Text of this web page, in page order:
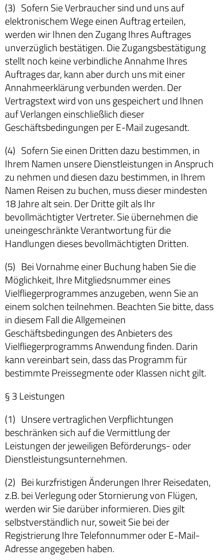
(3) Sofern Sie Verbraucher sind und uns auf
elektronischem Wege einen Auftrag erteilen,
werden wir Ihnen den Zugang Ihres Auftrages
unverzüglich bestätigen. Die Zugangsbestätigung
stellt noch keine verbindliche Annahme Ihres
Auftrages dar, kann aber durch uns mit einer
Annahmeerklärung verbunden werden. Der
Vertragstext wird von uns gespeichert und Ihnen
auf Verlangen einschließlich dieser
Geschäftsbedingungen per E-Mail zugesandt.
(4) Sofern Sie einen Dritten dazu bestimmen, in
Ihrem Namen unsere Dienstleistungen in Anspruch
zu nehmen und diesen dazu bestimmen, in Ihrem
Namen Reisen zu buchen, muss dieser mindesten
18 Jahre alt sein. Der Dritte gilt als Ihr
bevollmächtigter Vertreter. Sie übernehmen die
uneingeschränkte Verantwortung für die
Handlungen dieses bevollmächtigten Dritten.
(5) Bei Vornahme einer Buchung haben Sie die
Möglichkeit, Ihre Mitgliedsnummer eines
Vielfliegerprogrammes anzugeben, wenn Sie an
einem solchen teilnehmen. Beachten Sie bitte, dass
in diesem Fall die Allgemeinen
Geschäftsbedingungen des Anbieters des
Vielfliegerprogramms Anwendung finden. Darin
kann vereinbart sein, dass das Programm für
bestimmte Preissegmente oder Klassen nicht gilt.
§ 3 Leistungen
(1) Unsere vertraglichen Verpflichtungen
beschränken sich auf die Vermittlung der
Leistungen der jeweiligen Beförderungs- oder
Dienstleistungsunternehmen.
(2) Bei kurzfristigen Änderungen Ihrer Reisedaten,
z.B. bei Verlegung oder Stornierung von Flügen,
werden wir Sie darüber informieren. Dies gilt
selbstverständlich nur, soweit Sie bei der
Registrierung Ihre Telefonnummer oder E-Mail-
Adresse angegeben haben.